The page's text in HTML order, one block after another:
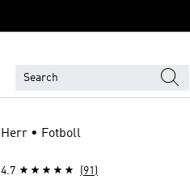
Herr • Fotboll
4.7 (91)